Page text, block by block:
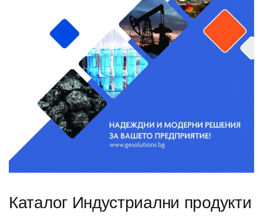
Каталог Индустриални продукти